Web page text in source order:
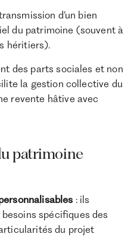
d’un bien
du patrimoine (souvent à
héritiers).
des parts sociales et non
la gestion collective du
revente hâtive avec
patrimoine
: ils
spécifiques des
du projet